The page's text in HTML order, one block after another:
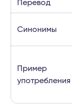
Перевод
Синонимы
Пример
употребления